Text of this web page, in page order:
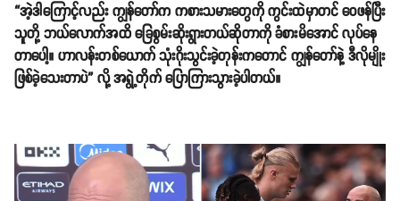
“အဲ့ဒါကြောင့်လည်း ကျွန်တော်က ကစားသမားတွေကို ကွင်းထဲမှာတင် ဝေဖန်ပြီး
သူတို့ ဘယ်လောက်အထိ ခြေစွမ်းဆိုးရွားတယ်ဆိုတာကို ခံစားမိအောင် လုပ်နေ
တာပေါ့။ ဟာလန်းတစ်ယောက် သုံးဂိုးသွင်းခဲ့တုန်းကတောင် ကျွန်တော်နဲ့ ဒီလိုမျိုး
ဖြစ်ခဲ့သေးတာပဲ” လို့ အရွဲ့တိုက် ပြောကြားသွားခဲ့ပါတယ်။